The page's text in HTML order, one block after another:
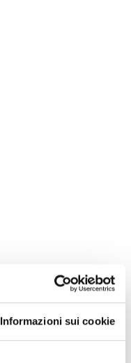
Informazioni sui cookie